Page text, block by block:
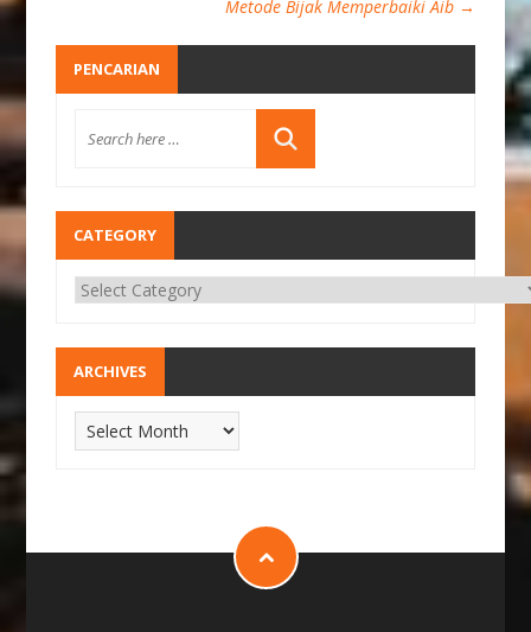
Metode Bijak Memperbaiki Aib →
PENCARIAN
CATEGORY
ARCHIVES